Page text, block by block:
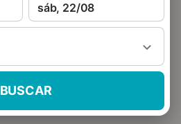
sáb, 22/08
BUSCAR